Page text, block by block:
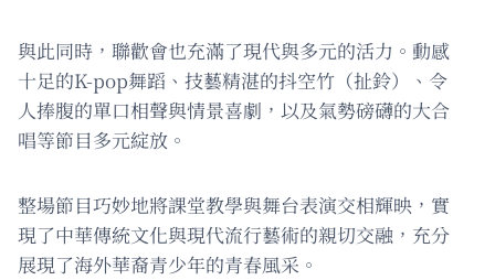
與此同時，聯歡會也充滿了現代與多元的活力。動感
十足的K-pop舞蹈、技藝精湛的抖空竹（扯鈴）、令
人捧腹的單口相聲與情景喜劇，以及氣勢磅礴的大合
唱等節目多元綻放。
整場節目巧妙地將課堂教學與舞台表演交相輝映，實
現了中華傳統文化與現代流行藝術的親切交融，充分
展現了海外華裔青少年的青春風采。